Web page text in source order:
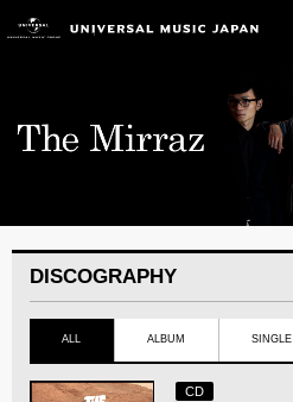
DISCOGRAPHY
ALL ALBUM SINGLE
CD